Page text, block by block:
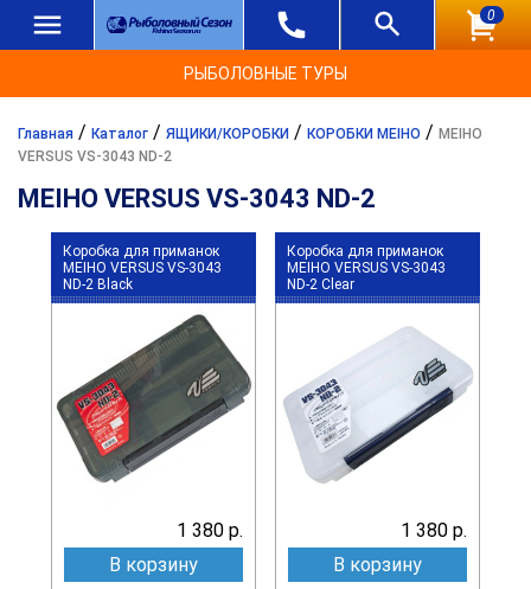
0
РЫБОЛОВНЫЕ ТУРЫ
Главная / Каталог / ЯЩИКИ/КОРОБКИ / КОРОБКИ MEIHO / MEIHO
VERSUS VS-3043 ND-2
MEIHO VERSUS VS-3043 ND-2
Коробка для приманок
MEIHO VERSUS VS-3043
ND-2 Black
1 380 р.
В корзину
Коробка для приманок
MEIHO VERSUS VS-3043
ND-2 Clear
1 380 р.
В корзину